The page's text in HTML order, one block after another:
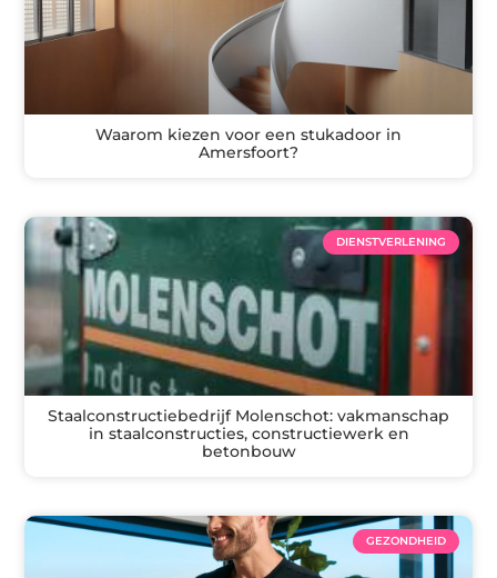
Waarom kiezen voor een stukadoor in
Amersfoort?
DIENSTVERLENING
Staalconstructiebedrijf Molenschot: vakmanschap
in staalconstructies, constructiewerk en
betonbouw
GEZONDHEID